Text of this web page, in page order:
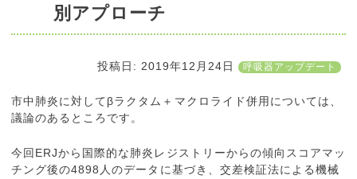
別アプローチ
投稿日: 2019年12月24日 呼吸器アップデート
市中肺炎に対してβラクタム＋マクロライド併用については、
議論のあるところです。
今回ERJから国際的な肺炎レジストリーからの傾向スコアマッ
チング後の4898人のデータに基づき、交差検証法による機械